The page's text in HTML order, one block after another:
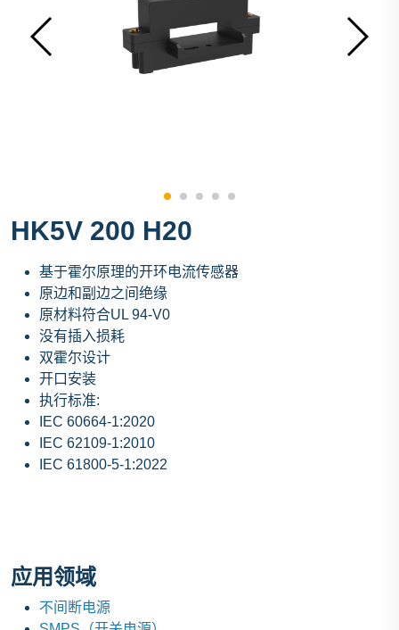
HK5V 200 H20
基于霍尔原理的开环电流传感器
原边和副边之间绝缘
原材料符合UL 94-V0
没有插入损耗
双霍尔设计
开口安装
执行标准:
IEC 60664-1:2020
IEC 62109-1:2010
IEC 61800-5-1:2022
应用领域
不间断电源